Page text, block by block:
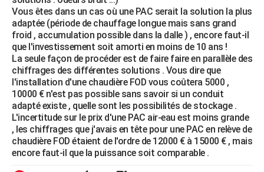
Vous êtes dans un cas où une PAC serait la solution la plus
adaptée (période de chauffage longue mais sans grand
froid , accumulation possible dans la dalle ) , encore faut-il
que l'investissement soit amorti en moins de 10 ans !
La seule façon de procéder est de faire faire en parallèle des
chiffrages des différentes solutions . Vous dire que
l'installation d'une chaudière FOD vous coûtera 5000 ,
10000 € n'est pas possible sans savoir si un conduit
adapté existe , quelle sont les possibilités de stockage .
L'incertitude sur le prix d'une PAC air-eau est moins grande
, les chiffrages que j'avais en tête pour une PAC en relève de
chaudière FOD étaient de l'ordre de 12000 € à 15000 € , mais
encore faut-il que la puissance soit comparable .